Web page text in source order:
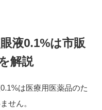
液0.1%は市販
解説
は医療用医薬品のた
せん。